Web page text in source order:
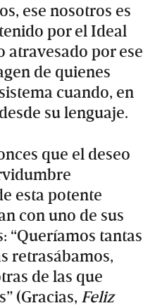
ese nosotros es
por el Ideal
atravesado por ese
de quienes
cuando, en
su lenguaje.
que el deseo
esta potente
con uno de sus
“Queríamos tantas
retrasábamos,
de las que
(Gracias, Feliz